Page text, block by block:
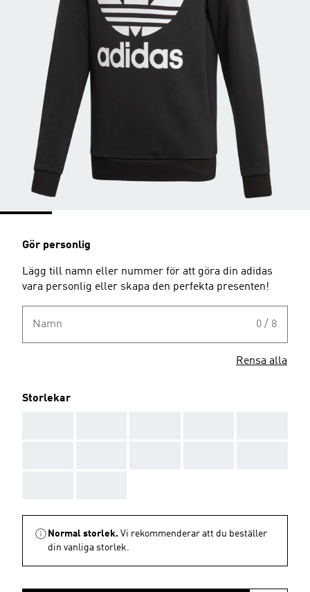
Gör personlig
Lägg till namn eller nummer för att göra din adidas
vara personlig eller skapa den perfekta presenten!
Namn 0 / 8
Rensa alla
Storlekar
Normal storlek. Vi rekommenderar att du beställer
din vanliga storlek.